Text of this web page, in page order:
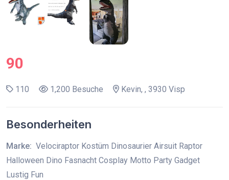
90
110 1,200 Besuche Kevin, , 3930 Visp
Besonderheiten
Marke: Velociraptor Kostüm Dinosaurier Airsuit Raptor
Halloween Dino Fasnacht Cosplay Motto Party Gadget
Lustig Fun